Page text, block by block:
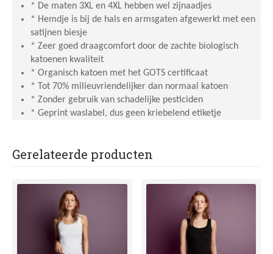
* De maten 3XL en 4XL hebben wel zijnaadjes
* Hemdje is bij de hals en armsgaten afgewerkt met een
satijnen biesje
* Zeer goed draagcomfort door de zachte biologisch
katoenen kwaliteit
* Organisch katoen met het GOTS certificaat
* Tot 70% milieuvriendelijker dan normaal katoen
* Zonder gebruik van schadelijke pesticiden
* Geprint waslabel, dus geen kriebelend etiketje
Gerelateerde producten